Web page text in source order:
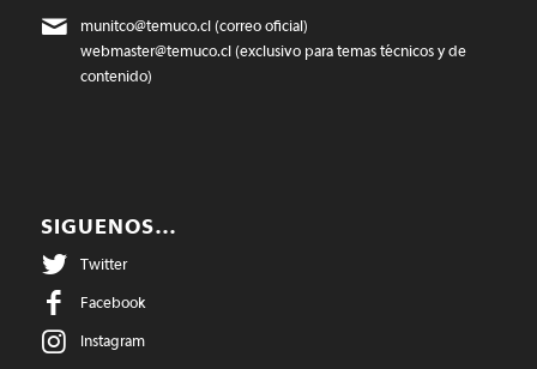
munitco@temuco.cl(correo oficial)
webmaster@temuco.cl(exclusivo para temas técnicos y de
contenido)
SIGUENOS…
Twitter
Facebook
Instagram